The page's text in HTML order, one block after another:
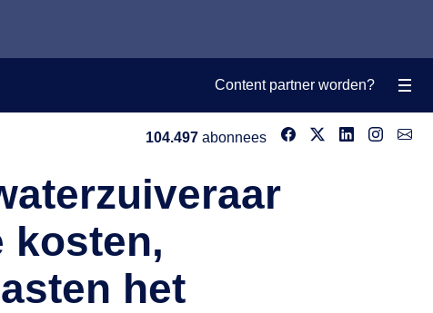
Content partner worden?
104.497 abonnees
kosten,
het